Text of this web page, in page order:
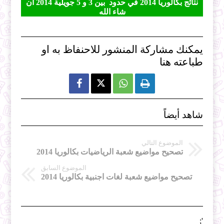
نتائج بكالوريا 2014 في حدود بين 3 و 5 جويلية 2014 ان
شاء الله
يمكنك مشاركة المنشور للاحنفاظ به او
طباعته هنا
  
شاهد أيضاً
الموضوع التالي
تصحيح مواضيع شعبة الرياضيات بكالوريا 2014
الموضوع السابق
تصحيح مواضيع شعبة لغات اجنبية بكالوريا 2014
';